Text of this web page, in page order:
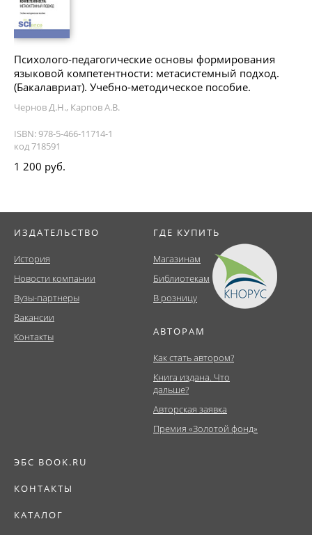
Психолого-педагогические основы формирования
языковой компетентности: метасистемный подход.
(Бакалавриат). Учебно-методическое пособие.
Чернов Д.Н., Карпов А.В.
ISBN: 978-5-466-11714-1
код 718591
1 200 руб.
ИЗДАТЕЛЬСТВО
История
Новости компании
Вузы-партнеры
Вакансии
Контакты
ГДЕ КУПИТЬ
Магазинам
Библиотекам
В розницу
АВТОРАМ
Как стать автором?
Книга издана. Что
дальше?
Авторская заявка
Премия «Золотой фонд»
ЭБС BOOK.RU
КОНТАКТЫ
КАТАЛОГ